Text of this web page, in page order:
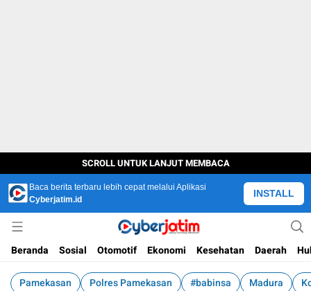
SCROLL UNTUK LANJUT MEMBACA
Baca berita terbaru lebih cepat melalui Aplikasi
Cyberjatim.id
INSTALL
Cyber Jatim
Jejaring Technology Mainstream
Beranda
Sosial Otomotif Ekonomi Kesehatan Daerah
Pamekasan Polres Pamekasan #babinsa Madura